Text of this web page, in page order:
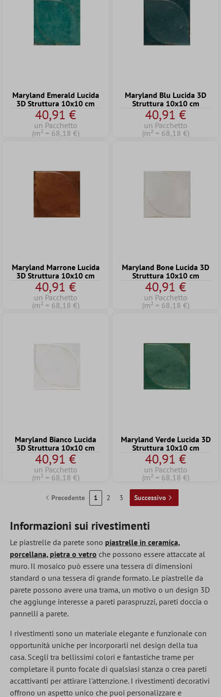
Maryland Emerald Lucida
3D Struttura 10x10 cm
40,91 €
un Pacchetto
(m² = 68,18 €)
Maryland Blu Lucida 3D
Struttura 10x10 cm
40,91 €
un Pacchetto
(m² = 68,18 €)
Maryland Marrone Lucida
3D Struttura 10x10 cm
40,91 €
un Pacchetto
(m² = 68,18 €)
Maryland Bone Lucida 3D
Struttura 10x10 cm
40,91 €
un Pacchetto
(m² = 68,18 €)
Maryland Bianco Lucida
3D Struttura 10x10 cm
40,91 €
un Pacchetto
(m² = 68,18 €)
Maryland Verde Lucida 3D
Struttura 10x10 cm
40,91 €
un Pacchetto
(m² = 68,18 €)
Precedente 1 2 3 Successivo
Informazioni sui rivestimenti
Le piastrelle da parete sono piastrelle in ceramica,
porcellana, pietra o vetro che possono essere attaccate al
muro. Il mosaico può essere una tessera di dimensioni
standard o una tessera di grande formato. Le piastrelle da
parete possono avere una trama, un motivo o un design 3D
che aggiunge interesse a pareti paraspruzzi, pareti doccia o
pannelli a parete.
I rivestimenti sono un materiale elegante e funzionale con
opportunità uniche per incorporarli nel design della tua
casa. Scegli tra bellissimi colori e fantastiche trame per
completare il punto focale di qualsiasi stanza o crea pareti
accattivanti per attirare l'attenzione. I rivestimenti decorativi
offrono un aspetto unico che puoi personalizzare e